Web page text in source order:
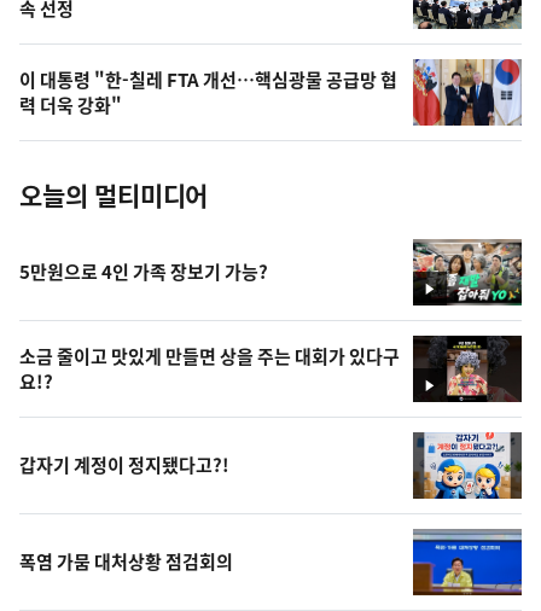
늘
의
사
진
속 선정
이 대통령 "한-칠레 FTA 개선…핵심광물 공급망 협
력 더욱 강화"
오늘의 멀티미디어
영
상
5만원으로 4인 가족 장보기 가능?
영
상
소금 줄이고 맛있게 만들면 상을 주는 대회가 있다구
요!?
갑자기 계정이 정지됐다고?!
폭염 가뭄 대처상황 점검회의